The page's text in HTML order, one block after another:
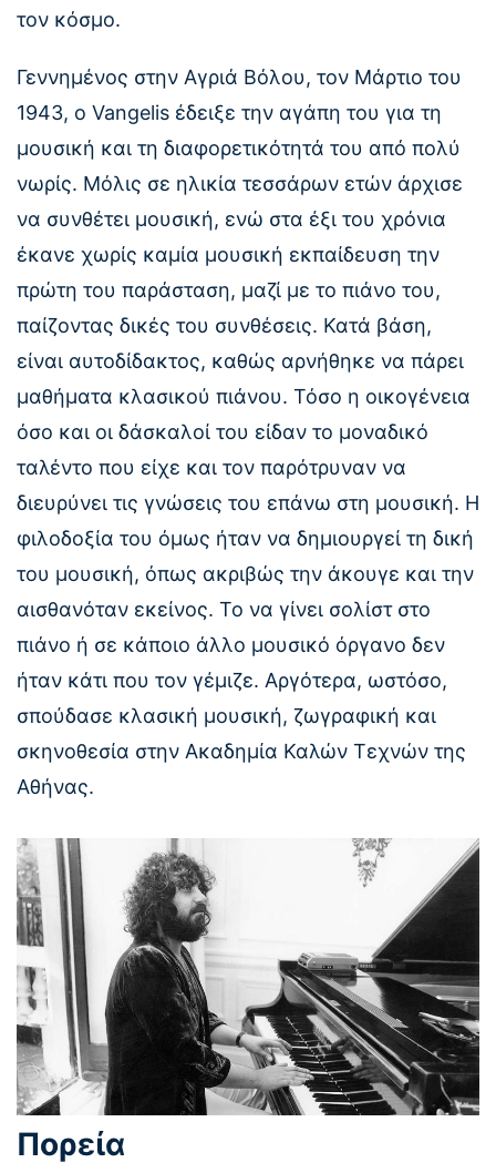
τον κόσμο.
Γεννημένος στην Αγριά Βόλου, τον Μάρτιο του
1943, ο Vangelis έδειξε την αγάπη του για τη
μουσική και τη διαφορετικότητά του από πολύ
νωρίς. Μόλις σε ηλικία τεσσάρων ετών άρχισε
να συνθέτει μουσική, ενώ στα έξι του χρόνια
έκανε χωρίς καμία μουσική εκπαίδευση την
πρώτη του παράσταση, μαζί με το πιάνο του,
παίζοντας δικές του συνθέσεις. Κατά βάση,
είναι αυτοδίδακτος, καθώς αρνήθηκε να πάρει
μαθήματα κλασικού πιάνου. Τόσο η οικογένεια
όσο και οι δάσκαλοί του είδαν το μοναδικό
ταλέντο που είχε και τον παρότρυναν να
διευρύνει τις γνώσεις του επάνω στη μουσική. Η
φιλοδοξία του όμως ήταν να δημιουργεί τη δική
του μουσική, όπως ακριβώς την άκουγε και την
αισθανόταν εκείνος. Το να γίνει σολίστ στο
πιάνο ή σε κάποιο άλλο μουσικό όργανο δεν
ήταν κάτι που τον γέμιζε. Αργότερα, ωστόσο,
σπούδασε κλασική μουσική, ζωγραφική και
σκηνοθεσία στην Ακαδημία Καλών Τεχνών της
Αθήνας.
Πορεία